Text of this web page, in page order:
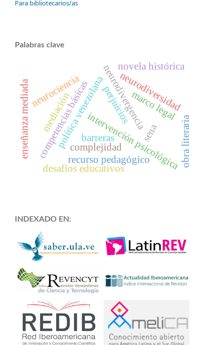
Para bibliotecarios/as
Palabras clave
intervención psicológica
política venezolananeurodivergencia
neurodiversidad
competencias básicas
neurociencia
mediación
recurso pedagógico
novela histórica
obra literaria
complejidad
desafíos educativos
sena
enseñanza mediada marco legal
barreras
perjuicios
INDEXADO EN: